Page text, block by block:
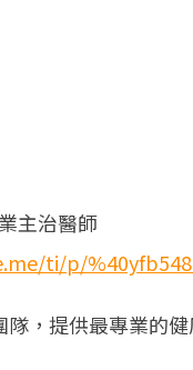
主治醫師
ti/p/
，提供最專業的健